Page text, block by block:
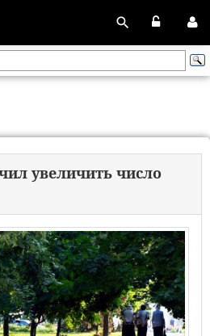
увеличить число